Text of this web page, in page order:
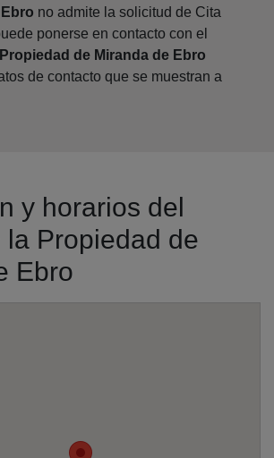
no admite la solicitud de Cita
ponerse en contacto con el
de Miranda de Ebro
de contacto que se muestran a
y horarios del
la Propiedad de
Ebro